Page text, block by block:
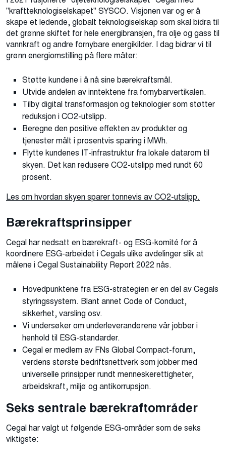
"kraftteknologiselskapet" SYSCO. Visjonen var og er å
skape et ledende, globalt teknologiselskap som skal bidra til
det grønne skiftet for hele energibransjen, fra olje og gass til
vannkraft og andre fornybare energikilder. I dag bidrar vi til
grønn energiomstilling på flere måter:
Støtte kundene i å nå sine bærekraftsmål.
Utvide andelen av inntektene fra fornybarvertikalen.
Tilby digital transformasjon og teknologier som støtter
reduksjon i CO2-utslipp.
Beregne den positive effekten av produkter og
tjenester målt i prosentvis sparing i MWh.
Flytte kundenes IT-infrastruktur fra lokale datarom til
skyen. Det kan redusere CO2-utslipp med rundt 60
prosent.
Les om hvordan skyen sparer tonnevis av CO2-utslipp.
Bærekraftsprinsipper
Cegal har nedsatt en bærekraft- og ESG-komité for å
koordinere ESG-arbeidet i Cegals ulike avdelinger slik at
målene i Cegal Sustainability Report 2022 nås.
Hovedpunktene fra ESG-strategien er en del av Cegals
styringssystem. Blant annet Code of Conduct,
sikkerhet, varsling osv.
Vi undersøker om underleverandørene vår jobber i
henhold til ESG-standarder.
Cegal er medlem av FNs Global Compact-forum,
verdens største bedriftsnettverk som jobber med
universelle prinsipper rundt menneskerettigheter,
arbeidskraft, miljø og antikorrupsjon.
Seks sentrale bærekraftområder
Cegal har valgt ut følgende ESG-områder som de seks
viktigste: